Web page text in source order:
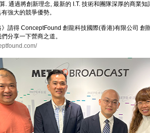
. 通過將創新理念, 最新的 I.T. 技術和團隊深厚的商業
強大的競爭優勢。
請得 ConceptFound 創龍科技國際(香港)有限公司 創
分享一下營商之道。